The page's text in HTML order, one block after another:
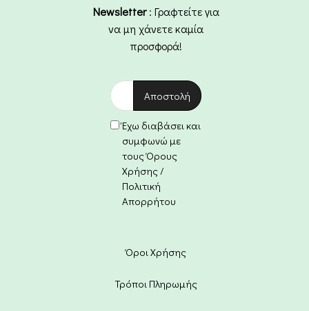
Newsletter: Γραφτείτε για
να μη χάνετε καμία
προσφορά!
Έχω διαβάσει και
συμφωνώ με
τους Όρους
Χρήσης /
Πολιτική
Απορρήτου
Όροι Χρήσης
Τρόποι Πληρωμής